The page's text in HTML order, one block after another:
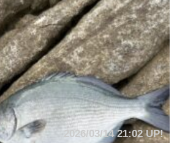
2026/03/14 21:02 UP!